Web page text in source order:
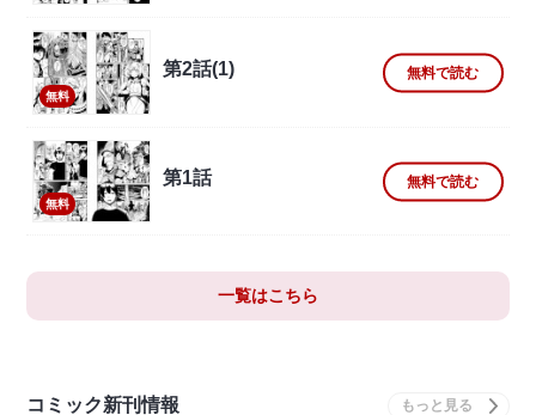
無料
第2話(1) 無料で読む
無料
第1話 無料で読む
一覧はこちら
コミック新刊情報